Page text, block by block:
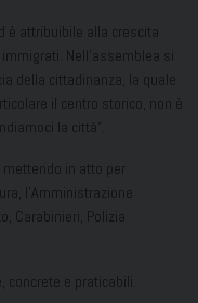
è attribuibile alla crescita
Nell’assemblea si
della cittadinanza, la quale
il centro storico, non è
la città”.
in atto per
l’Amministrazione
Carabinieri, Polizia
concrete e praticabili.